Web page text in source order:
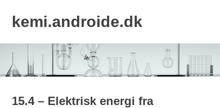
content
kemi.androide.dk
15.4 – Elektrisk energi fra